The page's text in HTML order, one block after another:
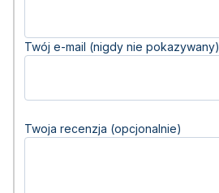
Twój e-mail (nigdy nie pokazywany)
Twoja recenzja (opcjonalnie)